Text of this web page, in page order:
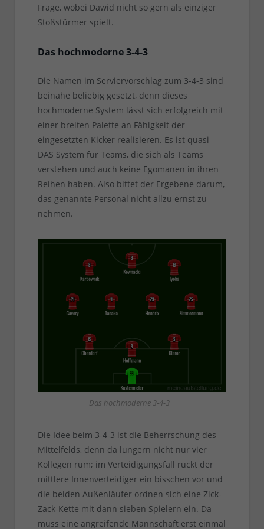
Frage, wobei Dawid nicht so gern als einziger
Stoßstürmer spielt.
Das hochmoderne 3-4-3
Die Namen im Serviervorschlag zum 3-4-3 sind
beinahe beliebig gesetzt, denn dieses
hochmoderne System lässt sich erfolgreich mit
einer breiten Palette an Fähigkeit der
eingesetzten Kicker realisieren. Es ist quasi
DAS System für Teams, die sich als Teams
verstehen und auch keine Egomanen in ihren
Reihen haben. Also bittet der Ergebene darum,
das genannte Personal nicht allzu ernst zu
nehmen.
Das hochmoderne 3-4-3
Die Idee beim 3-4-3 ist die Beherrschung des
Mittelfelds, denn da lungern nicht nur vier
Kollegen rum; im Verteidigungsfall rückt der
mittlere Innenverteidiger ein bisschen vor und
die beiden Außenläufer ordnen sich eine Zick-
Zack-Kette mit dann sieben Spielern ein. Da
muss eine angreifende Mannschaft erst einmal